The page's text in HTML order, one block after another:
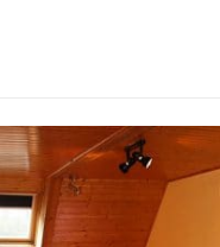
irati-
01